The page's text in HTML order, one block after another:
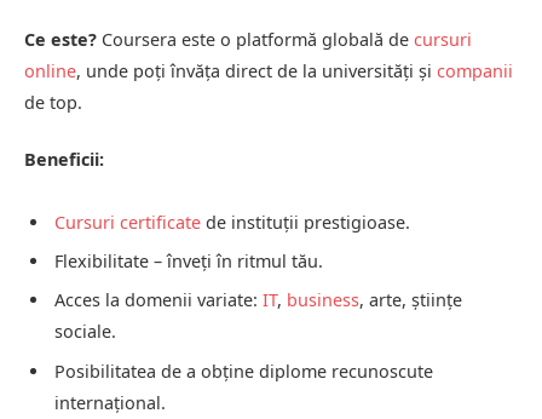
Ce este? Coursera este o platformă globală de cursuri
online, unde poți învăța direct de la universități și companii
de top.
Beneficii:
Cursuri certificate de instituții prestigioase.
Flexibilitate – înveți în ritmul tău.
Acces la domenii variate: IT, business, arte, științe
sociale.
Posibilitatea de a obține diplome recunoscute
internațional.